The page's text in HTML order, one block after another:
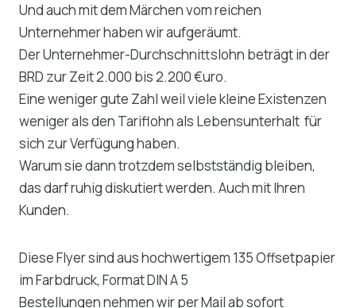
Und auch mit dem Märchen vom reichen
Unternehmer haben wir aufgeräumt.
Der Unternehmer-Durchschnittslohn beträgt in der
BRD zur Zeit 2.000 bis 2.200 €uro.
Eine weniger gute Zahl weil viele kleine Existenzen
weniger als den Tariflohn als Lebensunterhalt für
sich zur Verfügung haben.
Warum sie dann trotzdem selbstständig bleiben,
das darf ruhig diskutiert werden. Auch mit Ihren
Kunden.
Diese Flyer sind aus hochwertigem 135 Offsetpapier
im Farbdruck, Format DIN A 5
Bestellungen nehmen wir per Mail ab sofort